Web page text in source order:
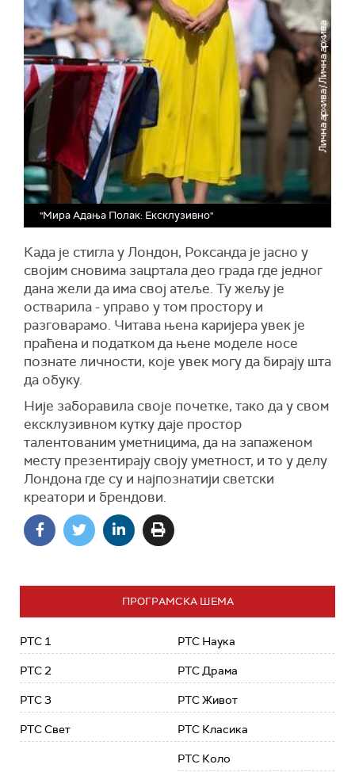
"Мира Адања Полак: Ексклузивно"
Када је стигла у Лондон, Роксанда је јасно у
својим сновима зацртала део града где једног
дана жели да има свој атеље. Ту жељу је
остварила - управо у том простору и
разговарамо. Читава њена каријера увек је
праћена и податком да њене моделе носе
познате личности, које увек могу да бирају шта
да обуку.
Није заборавила своје почетке, тако да у свом
ексклузивном кутку даје простор
талентованим уметницима, да на запаженом
месту презентирају своју уметност, и то у делу
Лондона где су и најпознатији светски
креатори и брендови.
ПРОГРАМСКА ШЕМА
РТС 1
РТС 2
РТС 3
РТС Свет
РТС Наука
РТС Драма
РТС Живот
РТС Класика
РТС Коло